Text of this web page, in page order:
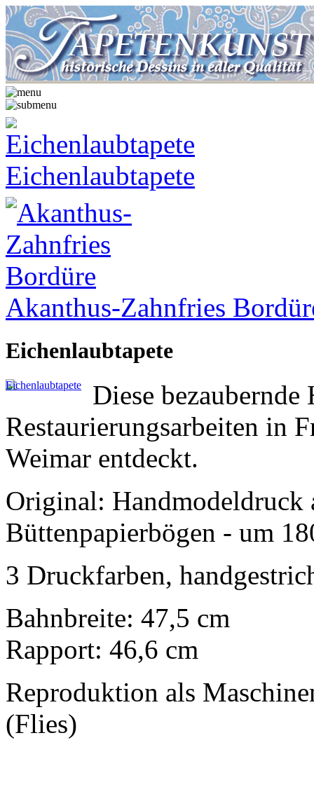
Eichenlaubtapete
Akanthus-Zahnfries
Eichenlaubtapete
Diese
Restaurierungsarbeiten in
Weimar entdeckt.
Original: Handmodeldruck
Büttenpapierbögen - um
3 Druckfarben,
Bahnbreite: 47,5 cm
Rapport: 46,6 cm
Reproduktion als
(Flies)